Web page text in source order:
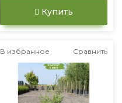
Купить
В избранное Сравнить